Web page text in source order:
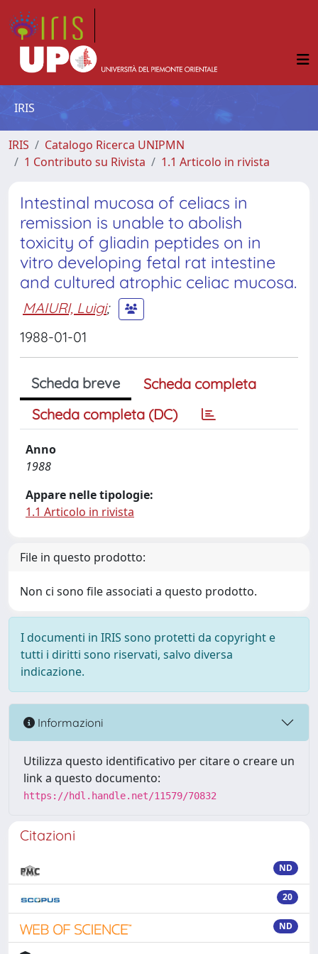
IRIS
IRIS
Catalogo Ricerca UNIPMN
1 Contributo su Rivista
1.1 Articolo in rivista
Intestinal mucosa of celiacs in
remission is unable to abolish
toxicity of gliadin peptides on in
vitro developing fetal rat intestine
and cultured atrophic celiac mucosa.
MAIURI, Luigi;
1988-01-01
Scheda breve
Scheda completa
Scheda completa (DC)
Anno
1988
Appare nelle tipologie:
1.1 Articolo in rivista
File in questo prodotto:
Non ci sono file associati a questo prodotto.
I documenti in IRIS sono protetti da copyright e
tutti i diritti sono riservati, salvo diversa
indicazione.
Informazioni
Utilizza questo identificativo per citare o creare un
link a questo documento:
https://hdl.handle.net/11579/70832
Citazioni
ND
20
ND